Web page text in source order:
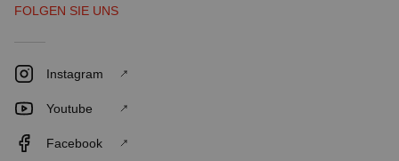
FOLGEN SIE UNS
Instagram
Youtube
Facebook